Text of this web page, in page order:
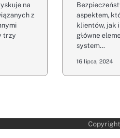
na
z
trzy
aspektem,
klientów, jak
główne
system…
16 lipca, 2024